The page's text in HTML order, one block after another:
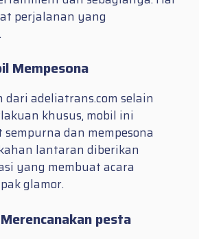
perjalanan yang
Mempesona
adeliatrans.com selain
khusus, mobil ini
dan mempesona
lantaran diberikan
yang membuat acara
glamor.
pesta